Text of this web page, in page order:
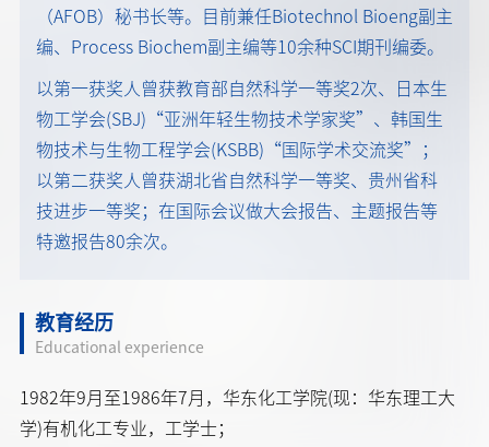
（AFOB）秘书长等。目前兼任Biotechnol Bioeng副主
编、Process Biochem副主编等10余种SCI期刊编委。
以第一获奖人曾获教育部自然科学一等奖2次、日本生
物工学会(SBJ)“亚洲年轻生物技术学家奖”、韩国生
物技术与生物工程学会(KSBB)“国际学术交流奖”；
以第二获奖人曾获湖北省自然科学一等奖、贵州省科
技进步一等奖；在国际会议做大会报告、主题报告等
特邀报告80余次。
教育经历
Educational experience
1982年9月至1986年7月，华东化工学院(现：华东理工大
学)有机化工专业，工学士；